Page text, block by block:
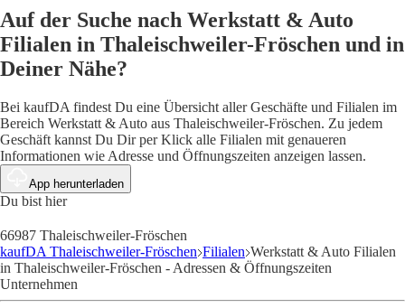
Auf der Suche nach Werkstatt & Auto
Filialen in Thaleischweiler-Fröschen und in
Deiner Nähe?
Bei kaufDA findest Du eine Übersicht aller Geschäfte und Filialen im
Bereich Werkstatt & Auto aus Thaleischweiler-Fröschen. Zu jedem
Geschäft kannst Du Dir per Klick alle Filialen mit genaueren
Informationen wie Adresse und Öffnungszeiten anzeigen lassen.
App herunterladen
Du bist hier
66987 Thaleischweiler-Fröschen
kaufDA Thaleischweiler-Fröschen Filialen Werkstatt & Auto Filialen
in Thaleischweiler-Fröschen - Adressen & Öffnungszeiten
Unternehmen